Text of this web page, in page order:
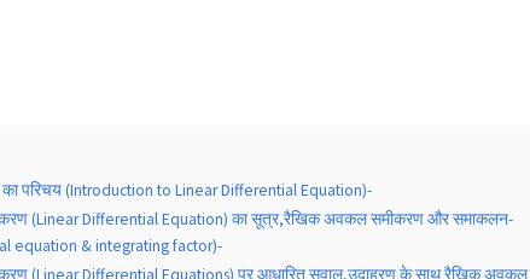
परिचय (Introduction to Linear Differential Equation)-
(Linear Differential Equation) का सूत्र,रैखिक अवकल समीकरण और समाकलन-
equation & integrating factor)-
(Linear Differential Equations) पर आधारित सवाल,उदाहरण के साथ रैखिक अवकल